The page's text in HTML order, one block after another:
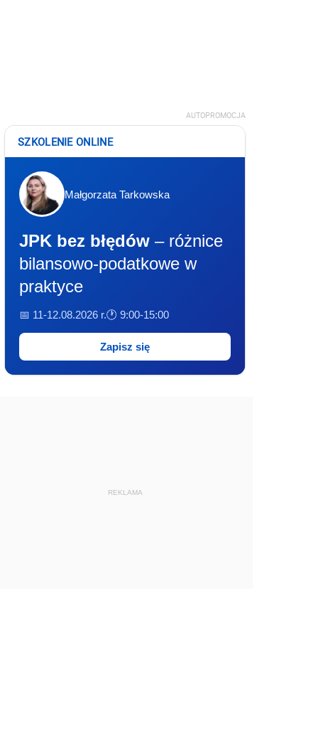
AUTOPROMOCJA
SZKOLENIE ONLINE
Małgorzata Tarkowska
JPK bez błędów – różnice
bilansowo-podatkowe w
praktyce
📅 11-12.08.2026 r.🕐 9:00-15:00
Zapisz się
REKLAMA